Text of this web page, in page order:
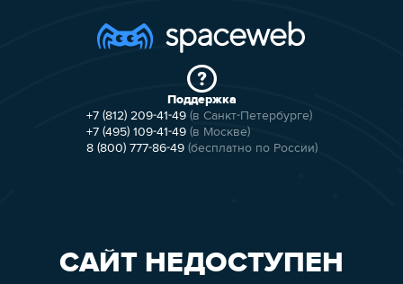
Поддержка
+7 (812) 209-41-49 (в Санкт-Петербурге)
+7 (495) 109-41-49 (в Москве)
8 (800) 777-86-49 (бесплатно по России)
САЙТ НЕДОСТУПЕН